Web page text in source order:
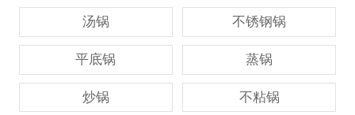
汤锅 不锈钢锅
平底锅 蒸锅
炒锅 不粘锅